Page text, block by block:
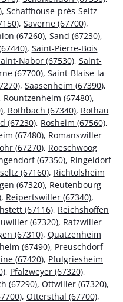
, Schaffhouse-près-Seltz
, Saverne (67700),
(67260), Sand (67230),
, Saint-Pierre-Bois
Nabor (67530), Saint-
(67700), Saint-Blaise-la-
, Saasenheim (67390),
Rountzenheim (67480),
, Rothbach (67340), Rothau
(67230), Rosheim (67560),
(67480), Romanswiller
(67270), Roeschwoog
(67350), Ringeldorf
(67160), Richtolsheim
(67320), Reutenbourg
, Reipertswiller (67340),
(67116), Reichshoffen
(67320), Ratzwiller
(67310), Quatzenheim
(67490), Preuschdorf
(67420), Pfulgriesheim
, Pfalzweyer (67320),
(67290), Ottwiller (67320),
, Ottersthal (67700),